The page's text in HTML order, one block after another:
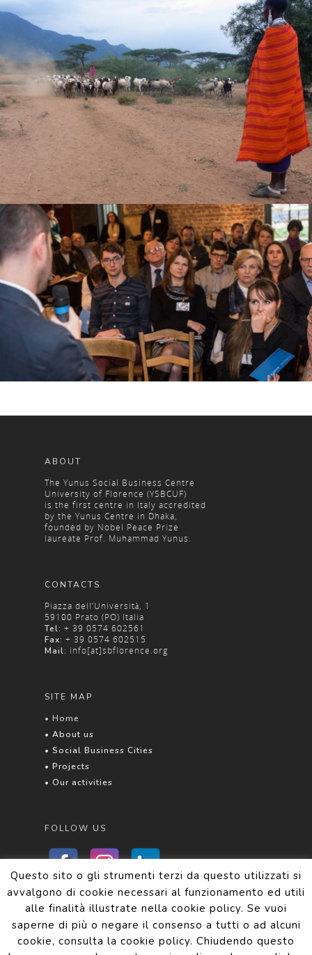
ABOUT
The Yunus Social Business Centre
University of Florence (YSBCUF)
is the first centre in Italy accredited
by the Yunus Centre in Dhaka,
founded by Nobel Peace Prize
laureate Prof. Muhammad Yunus.
CONTACTS
Piazza dell’Università, 1
59100 Prato (PO) Italia
Tel: + 39 0574 602561
Fax: + 39 0574 602515
Mail: info[at]sbflorence.org
SITE MAP
• Home
• About us
• Social Business Cities
• Projects
• Our activities
FOLLOW US
Privacy and Cookie Policy
Questo sito o gli strumenti terzi da questo utilizzati si
avvalgono di cookie necessari al funzionamento ed utili
alle finalità illustrate nella cookie policy. Se vuoi
saperne di più o negare il consenso a tutti o ad alcuni
cookie, consulta la cookie policy. Chiudendo questo